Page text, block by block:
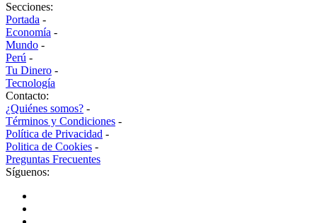
Secciones:
Portada -
Economía -
Mundo -
Perú -
Tu Dinero -
Tecnología
Contacto:
¿Quiénes somos? -
Términos y Condiciones -
Política de Privacidad -
Politica de Cookies -
Preguntas Frecuentes
Síguenos: